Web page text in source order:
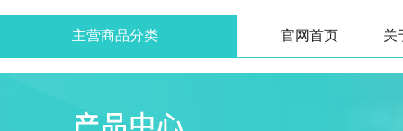
主营商品分类 官网首页 关